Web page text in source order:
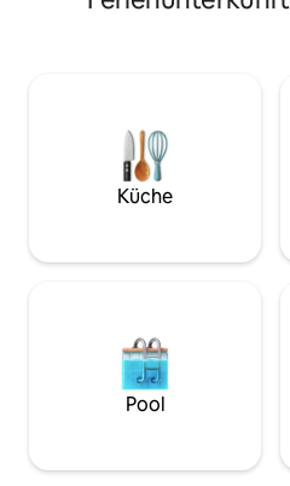
bringen. Da der Strand nur
nur zu sitzen und zu
dem beruhigenden Klang der
lauschen, das dich daran
du auf der Spice Isle bist.
Küche
Pool